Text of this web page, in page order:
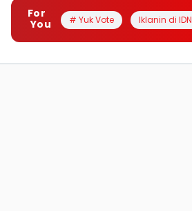
For
You
# Yuk Vote Iklanin di IDN